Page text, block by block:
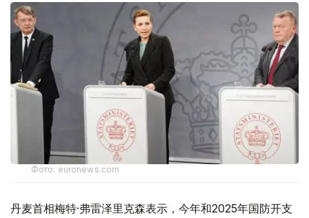
Фото: euronews.com
丹麦首相梅特·弗雷泽里克森表示，今年和2025年国防开支